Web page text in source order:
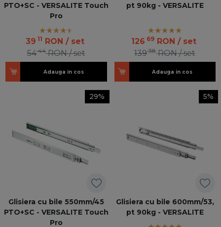
PTO+SC - VERSALITE Touch
Pro
39 11 RON / set
5444 RON / set
Adauga in cos
pt 90kg - VERSALITE
126 69 RON / set
13938 RON / set
Adauga in cos
29%
Glisiera cu bile 550mm/45
PTO+SC - VERSALITE Touch
Pro
5%
Glisiera cu bile 600mm/53,
pt 90kg - VERSALITE